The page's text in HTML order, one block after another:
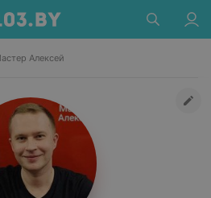
Алексей